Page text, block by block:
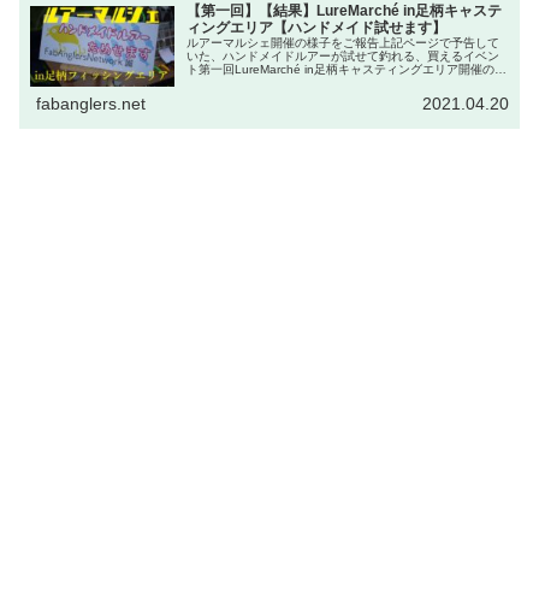
【第一回】【結果】LureMarché in足柄キャステ
ィングエリア【ハンドメイド試せます】
ルアーマルシェ開催の様子をご報告上記ページで予告して
いた、ハンドメイドルアーが試せて釣れる、買えるイベン
ト第一回LureMarché in足柄キャスティングエリア開催の様
fabanglers.net 2021.04.20